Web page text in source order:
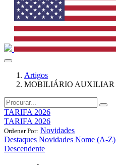
Artigos
MOBILIÁRIO AUXILIAR
TARIFA 2026
TARIFA 2026
Ordenar Por: Novidades
Destaques Novidades Nome (A-Z)
Descendente